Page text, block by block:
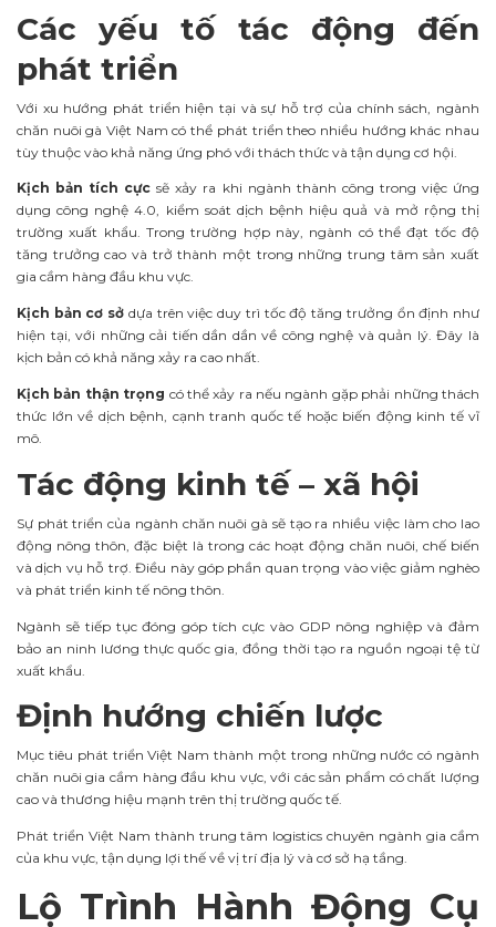
Các yếu tố tác động đến
phát triển
Với xu hướng phát triển hiện tại và sự hỗ trợ của chính sách, ngành
chăn nuôi gà Việt Nam có thể phát triển theo nhiều hướng khác nhau
tùy thuộc vào khả năng ứng phó với thách thức và tận dụng cơ hội.
Kịch bản tích cực sẽ xảy ra khi ngành thành công trong việc ứng
dụng công nghệ 4.0, kiểm soát dịch bệnh hiệu quả và mở rộng thị
trường xuất khẩu. Trong trường hợp này, ngành có thể đạt tốc độ
tăng trưởng cao và trở thành một trong những trung tâm sản xuất
gia cầm hàng đầu khu vực.
Kịch bản cơ sở dựa trên việc duy trì tốc độ tăng trưởng ổn định như
hiện tại, với những cải tiến dần dần về công nghệ và quản lý. Đây là
kịch bản có khả năng xảy ra cao nhất.
Kịch bản thận trọng có thể xảy ra nếu ngành gặp phải những thách
thức lớn về dịch bệnh, cạnh tranh quốc tế hoặc biến động kinh tế vĩ
mô.
Tác động kinh tế – xã hội
Sự phát triển của ngành chăn nuôi gà sẽ tạo ra nhiều việc làm cho lao
động nông thôn, đặc biệt là trong các hoạt động chăn nuôi, chế biến
và dịch vụ hỗ trợ. Điều này góp phần quan trọng vào việc giảm nghèo
và phát triển kinh tế nông thôn.
Ngành sẽ tiếp tục đóng góp tích cực vào GDP nông nghiệp và đảm
bảo an ninh lương thực quốc gia, đồng thời tạo ra nguồn ngoại tệ từ
xuất khẩu.
Định hướng chiến lược
Mục tiêu phát triển Việt Nam thành một trong những nước có ngành
chăn nuôi gia cầm hàng đầu khu vực, với các sản phẩm có chất lượng
cao và thương hiệu mạnh trên thị trường quốc tế.
Phát triển Việt Nam thành trung tâm logistics chuyên ngành gia cầm
của khu vực, tận dụng lợi thế về vị trí địa lý và cơ sở hạ tầng.
Lộ Trình Hành Động Cụ